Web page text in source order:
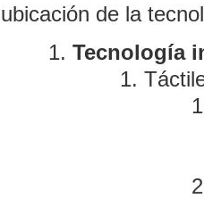
ubicación de la
Tecnología